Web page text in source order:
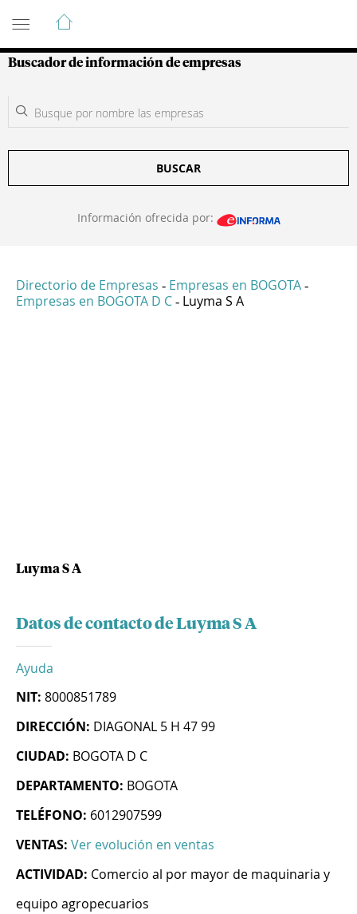
Guía de Empresas Colombianas
Buscador de información de empresas
BUSCAR
Información ofrecida por:
Directorio de Empresas - Empresas en BOGOTA -
Empresas en BOGOTA D C - Luyma S A
Luyma S A
Datos de contacto de Luyma S A
Ayuda
NIT: 8000851789
DIRECCIÓN: DIAGONAL 5 H 47 99
CIUDAD: BOGOTA D C
DEPARTAMENTO: BOGOTA
TELÉFONO: 6012907599
VENTAS: Ver evolución en ventas
ACTIVIDAD: Comercio al por mayor de maquinaria y
equipo agropecuarios